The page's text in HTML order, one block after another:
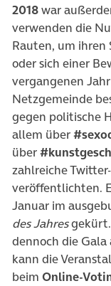
2018war
verwenden die
Rauten, um
oder sich einer
vergangenen
Netzgemeinde
gegen politische
allem über
über
zahlreiche
veröffentlichten.
Januar im
des Jahresgekürt.
dennoch die
kann die
beim Online-